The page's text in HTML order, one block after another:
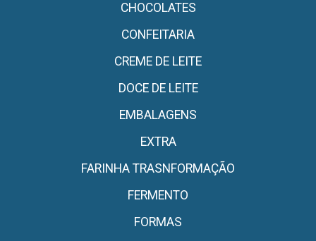
CHOCOLATES
CONFEITARIA
CREME DE LEITE
DOCE DE LEITE
EMBALAGENS
EXTRA
FARINHA TRASNFORMAÇÃO
FERMENTO
FORMAS